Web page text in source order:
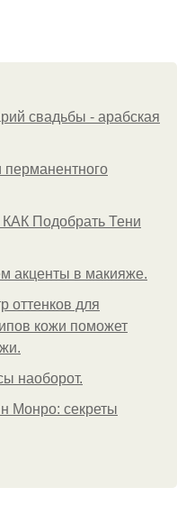
свадьбы - арабская
КАК Подобрать Тени
акценты в макияже.
оттенков для
кожи поможет
наоборот.
Монро: секреты